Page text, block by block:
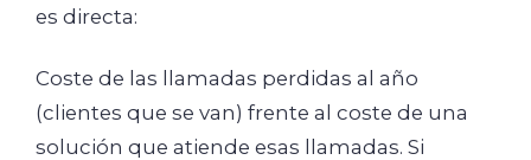
es directa:
Coste de las llamadas perdidas al año
(clientes que se van) frente al coste de una
solución que atiende esas llamadas. Si